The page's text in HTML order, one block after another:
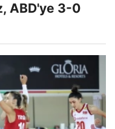
ABD'ye 3-0